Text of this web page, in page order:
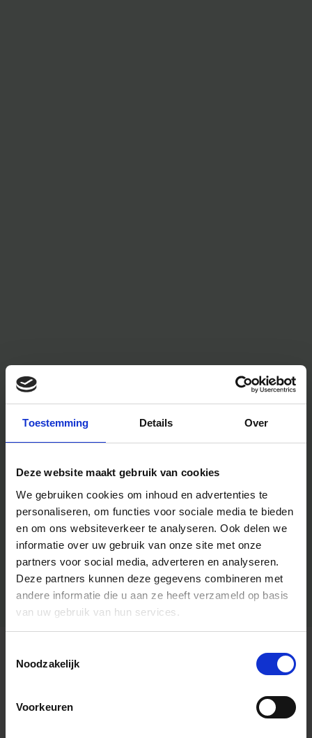
Toestemming Details Over
Deze website maakt gebruik van cookies
We gebruiken cookies om inhoud en advertenties te
personaliseren, om functies voor sociale media te bieden
en om ons websiteverkeer te analyseren. Ook delen we
informatie over uw gebruik van onze site met onze
partners voor social media, adverteren en analyseren.
Deze partners kunnen deze gegevens combineren met
andere informatie die u aan ze heeft verzameld op basis
van uw gebruik van hun services.
Noodzakelijk
Voorkeuren
Algemene informatie